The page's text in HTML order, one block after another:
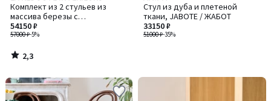
Комплект из 2 стульев из
массива березы с
тонировкой, Talet / Талет
57000 ₽-5%
54150 ₽
/ 5
2,3
/
Стул из дуба и плетеной
ткани, JABOTE / ЖАБОТ
51000 ₽-35%
33150 ₽